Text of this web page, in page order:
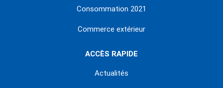
Consommation 2021
Commerce extérieur
ACCÈS RAPIDE
Actualités